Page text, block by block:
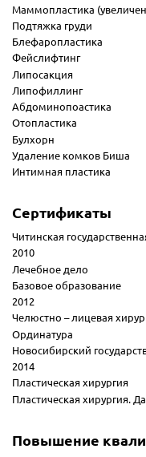
Маммопластика
Подтяжка груди
Блефаропластика
Фейслифтинг
Липосакция
Липофиллинг
Абдоминопоастика
Отопластика
Булхорн
Удаление комков Биша
Интимная пластика
Сертификаты
Читинская
2010
Лечебное дело
Базовое образование
2012
Челюстно – лицевая
Ординатура
Новосибирский
2014
Пластическая хирургия
Пластическая хирургия.
Повышение